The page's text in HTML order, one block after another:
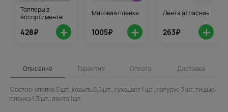
Топперы в
ассортименте
428₽ +
Матовая пленка
1005₽ +
Лента атласная
263₽ +
Описание Гарантия Оплата Доставка
Состав: хлопок 5 шт., ковыль 0,5 шт., сухоцвет 1 шт., лагурус 3 шт.,тишью,
пленка 1,5 шт., лента 1шт.